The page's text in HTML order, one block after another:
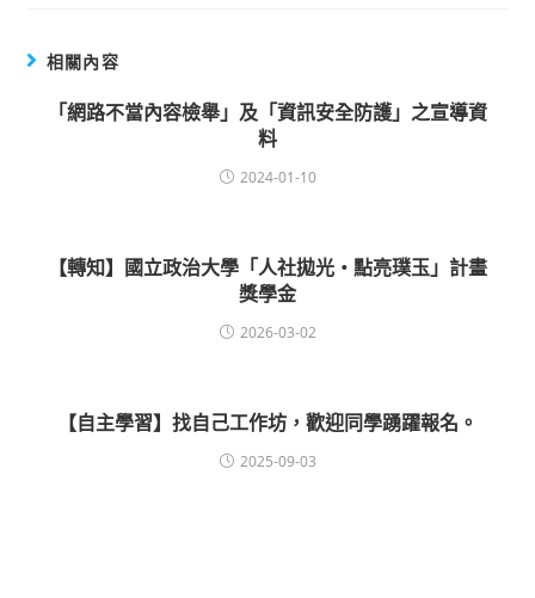
相關內容
「網路不當內容檢舉」及「資訊安全防護」之宣導資
料
2024-01-10
【轉知】國立政治大學「人社拋光・點亮璞玉」計畫
獎學金
2026-03-02
【自主學習】找自己工作坊，歡迎同學踴躍報名。
2025-09-03